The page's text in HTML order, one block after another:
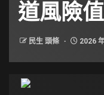
道風險
民生 頭條 2026